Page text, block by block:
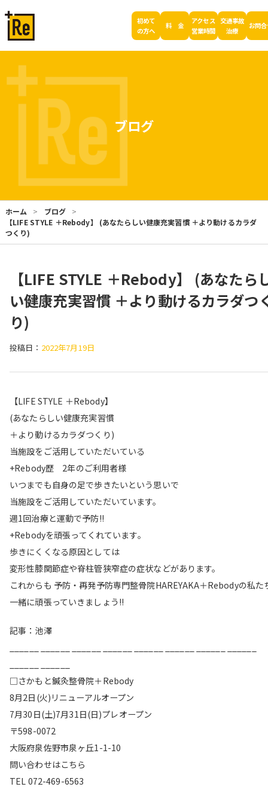
初めて
の方へ
料 金
アクセス
営業時間
交通事故
治療
お問
ブログ
ホーム
ブログ
【LIFE STYLE ＋Rebody】 (あなたらしい健康充実習慣 ＋より動けるカラダ
つくり)
【LIFE STYLE ＋Rebody】 (あなたら
い健康充実習慣 ＋より動けるカラダつ
り)
投稿日： 2022年7月19日
【LIFE STYLE ＋Rebody】
(あなたらしい健康充実習慣
＋より動けるカラダつくり)
当施設をご活用していただいている
+Rebody歴 2年のご利用者様
いつまでも自身の足で歩きたいという思いで
当施設をご活用していただいています。
週1回治療と運動で予防!!
+Rebodyを頑張ってくれています。
歩きにくくなる原因としては
変形性膝関節症や脊柱管狭窄症の症状などがあります。
これからも 予防・再発予防専門整骨院HAREYAKA＋Rebodyの私た
一緒に頑張っていきましょう!!
記事：池澤
□さかもと鍼灸整骨院＋Rebody
8月2日(火)リニューアルオープン
7月30日(土)7月31日(日)プレオープン
〒598-0072
大阪府泉佐野市泉ヶ丘1-1-10
問い合わせはこちら
TEL 072-469-6563